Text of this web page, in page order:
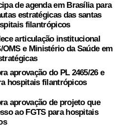
de agenda em Brasília para
estratégicas das santas
filantrópicos
articulação institucional
OMS e Ministério da Saúde em
aprovação do PL 2465/26 e
hospitais filantrópicos
aprovação de projeto que
ao FGTS para hospitais